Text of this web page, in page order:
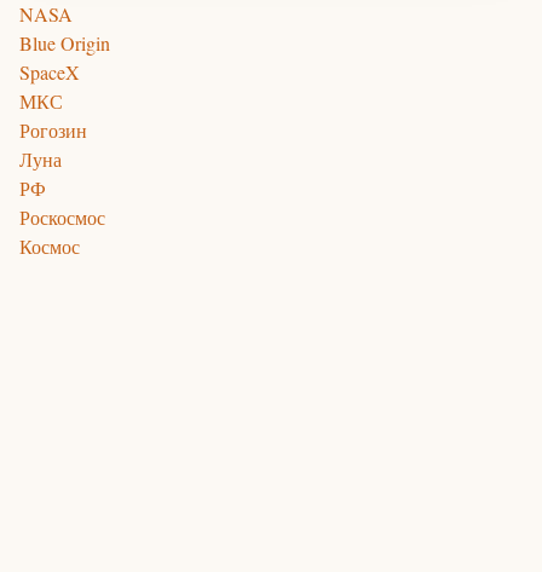
NASA
Blue Origin
SpaceX
МКС
Рогозин
Луна
РФ
Роскосмос
Космос